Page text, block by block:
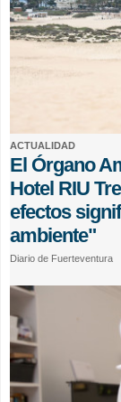
ACTUALIDAD
El Órgano
Hotel RIU
efectos
ambiente"
Diario de Fuerteventura